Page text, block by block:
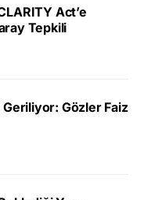
Act’e
Tepkili
Gözler Faiz